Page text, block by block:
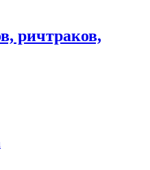
ричтраков,